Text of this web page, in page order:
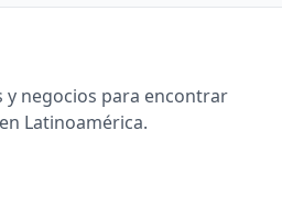
negocios para encontrar
Latinoamérica.